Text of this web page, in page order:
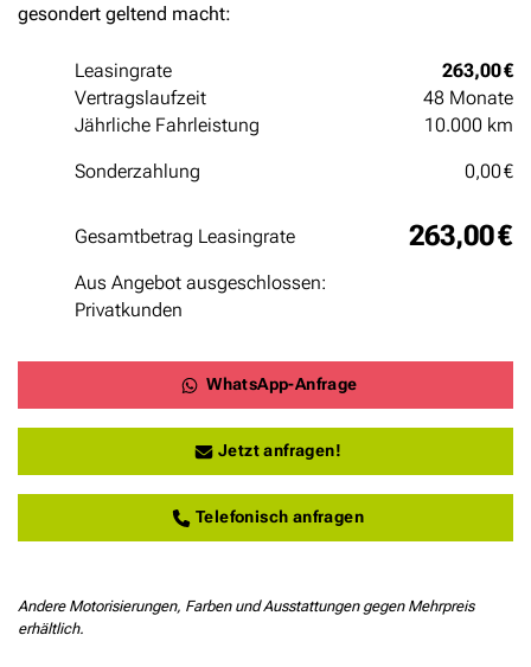
gesondert geltend macht:
Leasingrate
263,00 €
Vertragslaufzeit
48 Monate
Jährliche Fahrleistung
10.000 km
Sonderzahlung 0,00 €
Gesamtbetrag Leasingrate 263,00 €
Aus Angebot ausgeschlossen:
Privatkunden
WhatsApp-Anfrage
Jetzt anfragen!
Telefonisch anfragen
Andere Motorisierungen, Farben und Ausstattungen gegen Mehrpreis
erhältlich.